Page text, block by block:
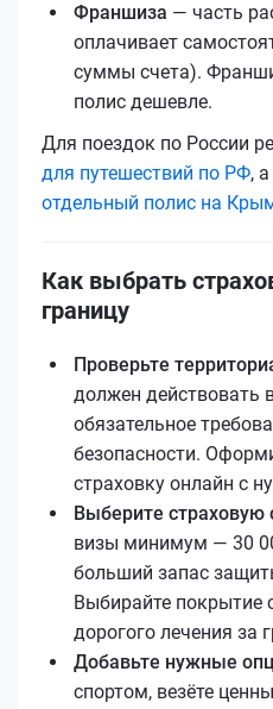
Франшиза — часть
оплачивает
суммы счета).
полис дешевле.
Для поездок по России
для путешествий по РФ,
отдельный полис на
Как выбрать
границу
Проверьте
должен действовать
обязательное
безопасности.
страховку онлайн с
Выберите страховую
визы минимум — 30
больший запас
Выбирайте покрытие
дорогого лечения за
Добавьте нужные
спортом, везёте